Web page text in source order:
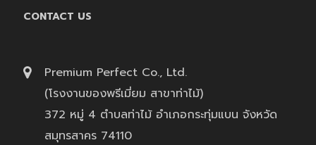
CONTACT US
Premium Perfect Co., Ltd.
(โรงงานของพรีเมี่ยม สาขาท่าไม้)
372 หมู่ 4 ตำบลท่าไม้ อำเภอกระทุ่มแบน จังหวัด
สมุทรสาคร 74110